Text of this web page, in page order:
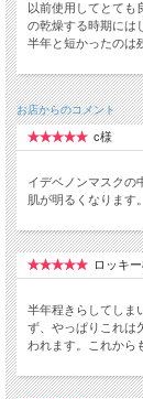
以前使用してとても
の乾燥する時期には
半年と短かったのは
お店からのコメント
c様
イデベノンマスクの
肌が明るくなります。
ロッキ
半年程きらしてしま
ず、やっぱりこれは
われます。これから